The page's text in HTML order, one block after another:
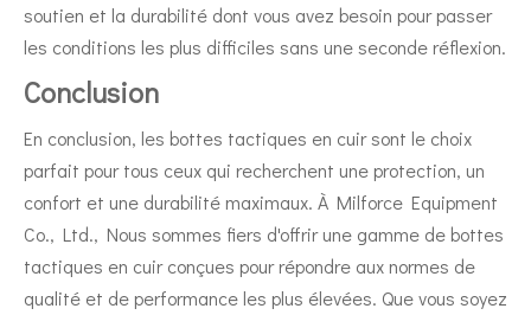
soutien et la durabilité dont vous avez besoin pour passer
les conditions les plus difficiles sans une seconde réflexion.
Conclusion
En conclusion, les bottes tactiques en cuir sont le choix
parfait pour tous ceux qui recherchent une protection, un
confort et une durabilité maximaux. À Milforce Equipment
Co., Ltd., Nous sommes fiers d'offrir une gamme de bottes
tactiques en cuir conçues pour répondre aux normes de
qualité et de performance les plus élevées. Que vous soyez